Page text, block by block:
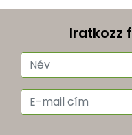
Iratkozz